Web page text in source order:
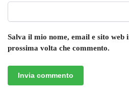
Salva il mio nome, email e sito web
prossima volta che commento.